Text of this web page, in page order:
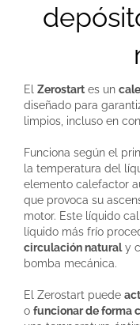
El Zerostartes un
diseñado para
limpios, incluso en
Funciona según el
la temperatura del
elemento calefactor
que provoca su
motor. Este líquido
líquido más frío
circulación naturaly
bomba mecánica.
El Zerostart puede
o funcionar de forma